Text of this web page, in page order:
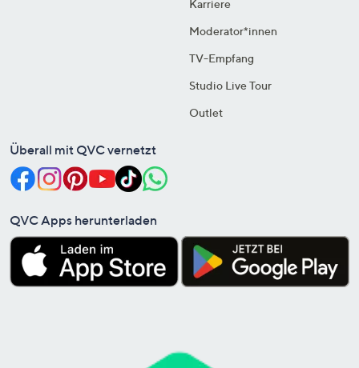
Karriere
Moderator*innen
TV-Empfang
Studio Live Tour
Outlet
Überall mit QVC vernetzt
QVC Apps herunterladen